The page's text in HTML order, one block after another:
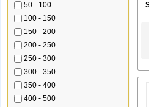
50 - 100
100 - 150
150 - 200
200 - 250
250 - 300
300 - 350
350 - 400
400 - 500